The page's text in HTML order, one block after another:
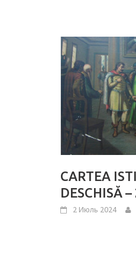
CARTEA
DESCHISĂ
2 Июль 2024